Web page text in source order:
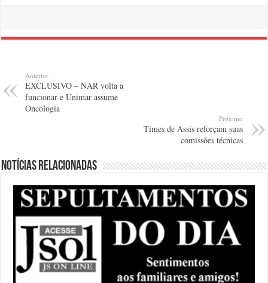
Anterior
EXCLUSIVO – NAR volta a
funcionar e Unimar assume
Oncologia
Próximo
Times de Assis reforçam suas
comissões técnicas
Notícias relacionadas